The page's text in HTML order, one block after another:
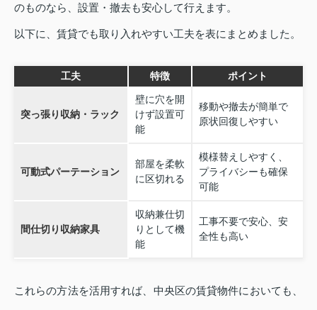
のものなら、設置・撤去も安心して行えます。
以下に、賃貸でも取り入れやすい工夫を表にまとめました。
工夫 特徴 ポイント
突っ張り収納・ラック
壁に穴を開
けず設置可
能
移動や撤去が簡単で
原状回復しやすい
可動式パーテーション
部屋を柔軟
に区切れる
模様替えしやすく、
プライバシーも確保
可能
間仕切り収納家具
収納兼仕切
りとして機
能
工事不要で安心、安
全性も高い
これらの方法を活用すれば、中央区の賃貸物件においても、